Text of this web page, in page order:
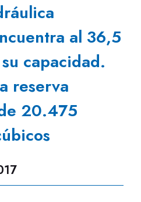
al 36,5
capacidad.
reserva
20.475